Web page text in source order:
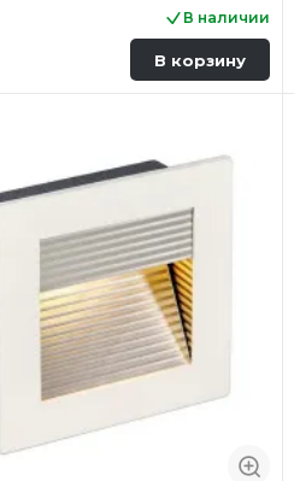
В наличии
В корзину